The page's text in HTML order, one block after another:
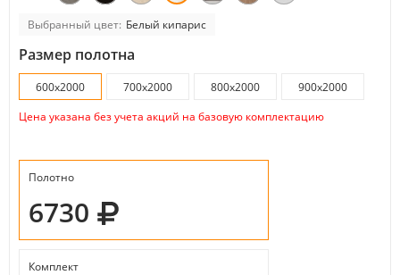
Выбранный цвет: Белый кипарис
Размер полотна
600x2000 700x2000 800x2000
900x2000
Цена указана без учета акций на базовую комплектацию
Полотно
6730
Комплект